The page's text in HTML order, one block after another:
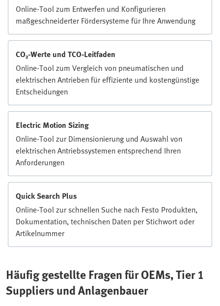
Online-Tool zum Entwerfen und Konfigurieren
maßgeschneiderter Fördersysteme für Ihre Anwendung
CO₂-Werte und TCO-Leitfaden
Online-Tool zum Vergleich von pneumatischen und
elektrischen Antrieben für effiziente und kostengünstige
Entscheidungen
Electric Motion Sizing
Online-Tool zur Dimensionierung und Auswahl von
elektrischen Antriebssystemen entsprechend Ihren
Anforderungen
Quick Search Plus
Online-Tool zur schnellen Suche nach Festo Produkten,
Dokumentation, technischen Daten per Stichwort oder
Artikelnummer
Häufig gestellte Fragen für OEMs, Tier 1
Suppliers und Anlagenbauer